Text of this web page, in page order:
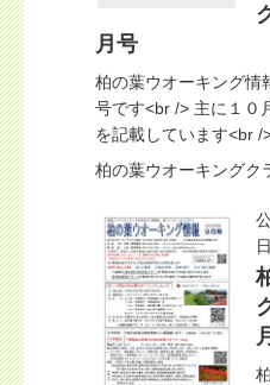
月号
柏の葉ウオーキング情
号です<br /> 主に１０
を記載しています<br /
柏の葉ウオーキングク
日